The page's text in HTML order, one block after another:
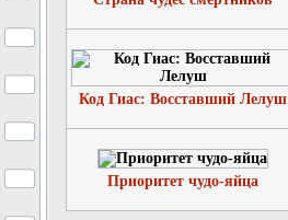
Код Гиас: Восставший Лелуш
Приоритет чудо-яйца